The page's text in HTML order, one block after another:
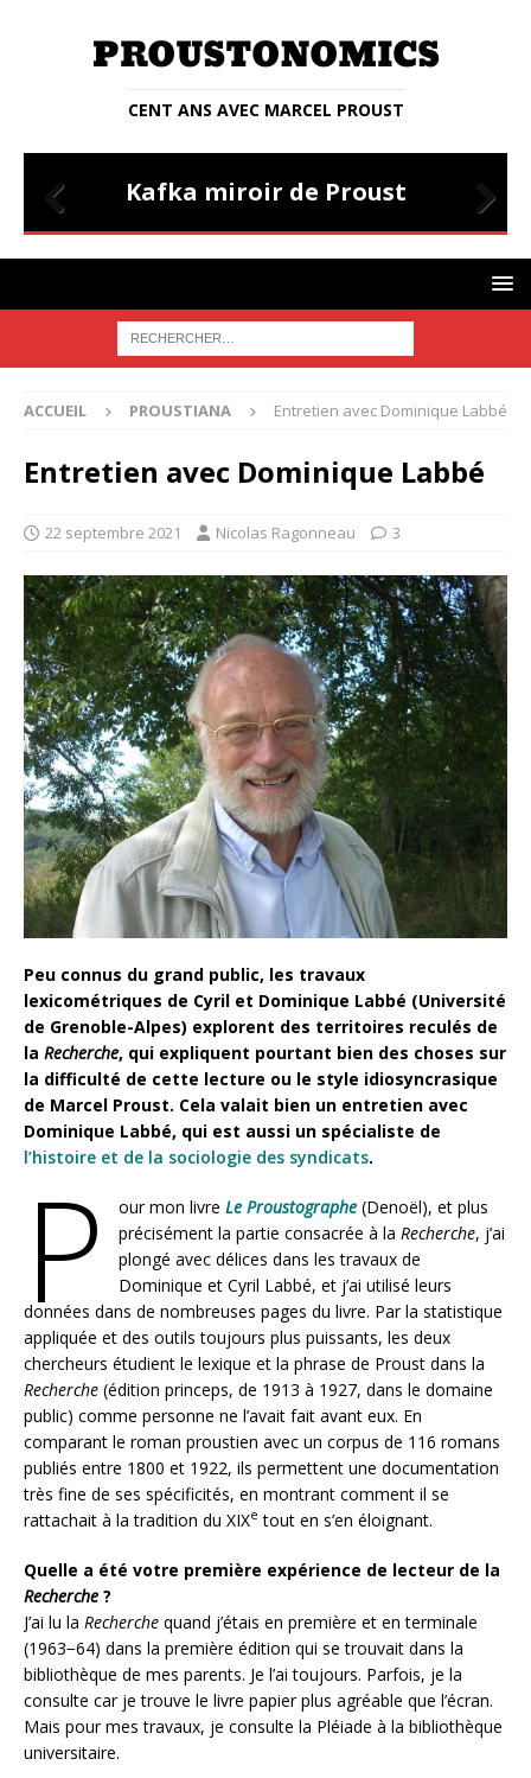
CENT ANS AVEC MARCEL PROUST
Entretien avec Judith Lyon-Caen
Prev
ious
Nex
t
ACCUEIL PROUSTIANA Entretien avec Dominique Labbé
Entretien avec Dominique Labbé
22 septembre 2021 Nicolas Ragonneau 3
Peu connus du grand public, les travaux
lexicométriques de Cyril et Dominique Labbé (Université
de Grenoble-Alpes) explorent des territoires reculés de
la Recherche, qui expliquent pourtant bien des choses sur
la difficulté de cette lecture ou le style idiosyncrasique
de Marcel Proust. Cela valait bien un entretien avec
Dominique Labbé, qui est aussi un spécialiste de
l’histoire et de la sociologie des syndicats.
P our mon livre Le Proustographe(Denoël), et plus
précisément la partie consacrée à la Recherche, j’ai
plongé avec délices dans les travaux de
Dominique et Cyril Labbé, et j’ai utilisé leurs
données dans de nombreuses pages du livre. Par la statistique
appliquée et des outils toujours plus puissants, les deux
chercheurs étudient le lexique et la phrase de Proust dans la
Recherche (édition princeps, de 1913 à 1927, dans le domaine
public) comme personne ne l’avait fait avant eux. En
comparant le roman proustien avec un corpus de 116 romans
publiés entre 1800 et 1922, ils permettent une documentation
très fine de ses spécificités, en montrant comment il se
rattachait à la tradition du XIXe tout en s’en éloignant.
Quelle a été votre première expérience de lecteur de la
Recherche ?
J’ai lu la Recherche quand j’étais en première et en terminale
(1963−64) dans la première édition qui se trouvait dans la
bibliothèque de mes parents. Je l’ai toujours. Parfois, je la
consulte car je trouve le livre papier plus agréable que l’écran.
Mais pour mes travaux, je consulte la Pléiade à la bibliothèque
universitaire.